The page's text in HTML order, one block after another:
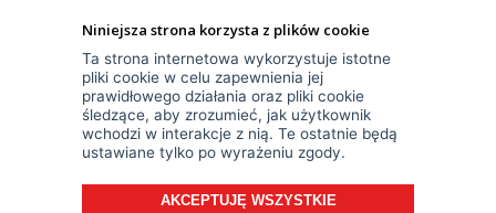
Niniejsza strona korzysta z plików cookie
Ta strona internetowa wykorzystuje istotne
pliki cookie w celu zapewnienia jej
prawidłowego działania oraz pliki cookie
śledzące, aby zrozumieć, jak użytkownik
wchodzi w interakcje z nią. Te ostatnie będą
ustawiane tylko po wyrażeniu zgody.
AKCEPTUJĘ WSZYSTKIE
7:00 - 15:00
© Wszelkie Prawa Zastrzeżone